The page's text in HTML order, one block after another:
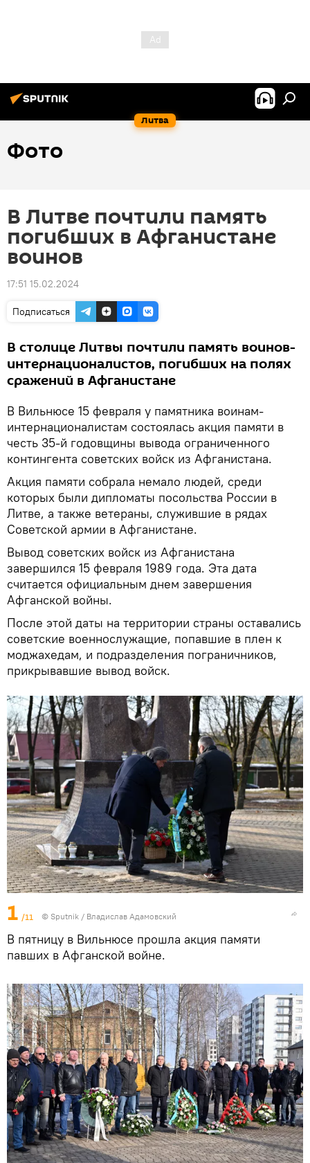
Литва
Фото
В Литве почтили память
погибших в Афганистане
воинов
17:51 15.02.2024
Подписаться
В столице Литвы почтили память воинов-
интернационалистов, погибших на полях
сражений в Афганистане
В Вильнюсе 15 февраля у памятника воинам-
интернационалистам состоялась акция памяти в
честь 35-й годовщины вывода ограниченного
контингента советских войск из Афганистана.
Акция памяти собрала немало людей, среди
которых были дипломаты посольства России в
Литве, а также ветераны, служившие в рядах
Советской армии в Афганистане.
Вывод советских войск из Афганистана
завершился 15 февраля 1989 года. Эта дата
считается официальным днем завершения
Афганской войны.
После этой даты на территории страны оставались
советские военнослужащие, попавшие в плен к
моджахедам, и подразделения пограничников,
прикрывавшие вывод войск.
1 /11 © Sputnik / Владислав Адамовский
В пятницу в Вильнюсе прошла акция памяти
павших в Афганской войне.